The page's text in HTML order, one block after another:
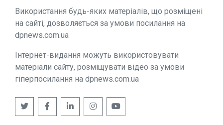
Використання будь-яких матеріалів, що розміщені
на сайті, дозволяється за умови посилання на
dpnews.com.ua
Інтернет-видання можуть використовувати
матеріали сайту, розміщувати відео за умови
гіперпосилання на dpnews.com.ua